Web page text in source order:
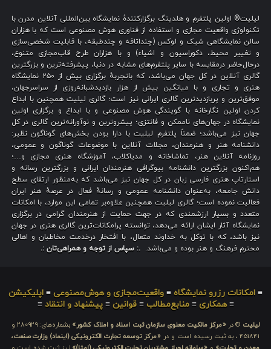
لیلیت® اولین پلتفرم و هلدینگ برگزارکنندهٔ نمایشگاه بین‌المللی آنلاین مدرن با
تکنولوژی واقعیت مجازی و استفاده از فناوری هوش مصنوعی است که با هزاران
سالن نمایشگاهی شیک و لوکس (چنداتاقه و چندطبقه، با قابلیت شخصی‌سازی
و تغییر محیط، دکوراسیون و اشیاء) و با هزاران طرح قاب‌مجازی متنوع،
درحال‌حاضر درمقایسه با سایر پلتفرم‌های مشابه در دنیا، پیشرفته‌ترین و بزرگترین
گالری آنلاین در کل جهان می‌باشد، که باتجربهٔ برگزاری بیش از ۲۵۰ نمایشگاه
هنری و تجاری و با میانگین بیش از هزار بازدیدشبانه‌روزی از سراسرجهان،
موفق‌ترین و پربازدیدترین گالری ایرانی نیز است؛ گالری لیلیت همچنین با ابداع
کردن اولین نگارخانه با گویندگی هوش مصنوعی و با ابداع و برگزاری اولین
نمایشگاه در جهان‌های ناممکن و فانتزی؛ پیشروترین و نوآورانه‌ترین گالری در کل
جهان نیز می‌باشد؛ ضمناً پلتفرم لیلیت با دارا بودن بخش‌های گوناگون نظیر:
دانشنامه هنر و هنرمندان، مجلات آنلاین با موضوعات گوناگون و عمومی،
روزنامه آنلاین هنر، تماشاخانه و مدیاکلاب، آموزشگاه هنری مجازی و…؛
هم‌اکنون بزرگترین دانشنامه بیوگرافی هنرمندان ایرانی و بزرگترین رسانه و
استارتاپ هنری فارسی زبان در کل جهان نیز می‌باشد که به‌منظور ارتقای سطح
دانش جامعه، به‌عنوان دانشنامه عمومی و رسانهٔ فعال در عرصهٔ هنر ایران
فعالیت نموده است؛ گالری لیلیت همچنین علاوه‌بر تمامی این موارد، با امکانات
متعدد و بسیار ارزشمندی که در جهت حمایت از هنرمندان گرامی در برگزاری
نمایشگاه آثار ایشان ارائه می‌دهد، توانسته پرامکانات‌ترین گالری هنری در جهان
نیز باشد، که با توکل به خداوند متعال، با افتخار درخدمت مخاطبان و اهالی
محترم فرهنگ و هنر بوده و می‌باشد. .: سپاس از توجه و همراهی‌تان :.
≡ امکانات رزرو نمایشگاه ≡ واقعیت‌مجازی و هوش‌مصنوعی ≡ اپلیکیشن
≡همکاری ≡منابع‌مطالب ≡قوانین ≡پیشنهاد و انتقاد ≡
لیلیت ® در «مرکز مالکیت معنوی سازمان ثبت اسناد و املاک کشور»
بشماره‌های: ۲۸۰۹۲۹ و
۴۵۱۸۴۱ ، به ثبت رسیده است و در
«مرکز توسعه تجارت الکترونیکی (اینماد) وزارت صنعت،